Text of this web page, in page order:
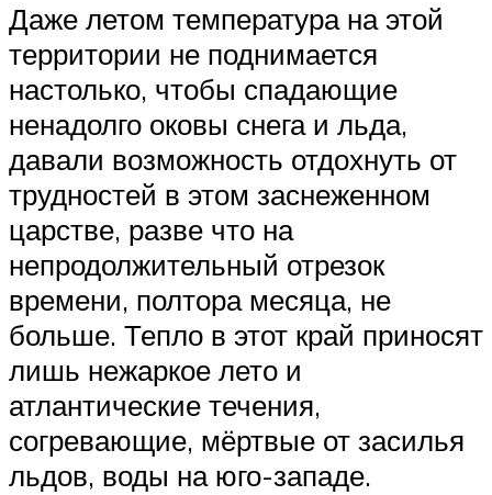
Даже летом температура на этой
территории не поднимается
настолько, чтобы спадающие
ненадолго оковы снега и льда,
давали возможность отдохнуть от
трудностей в этом заснеженном
царстве, разве что на
непродолжительный отрезок
времени, полтора месяца, не
больше. Тепло в этот край приносят
лишь нежаркое лето и
атлантические течения,
согревающие, мёртвые от засилья
льдов, воды на юго-западе.